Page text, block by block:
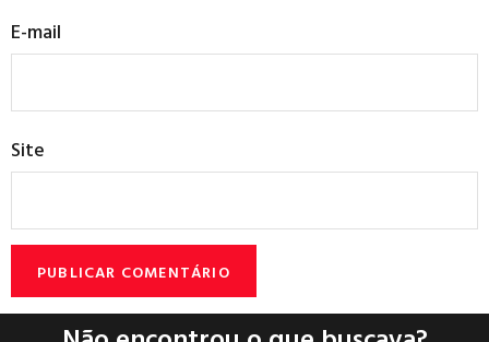
E-mail
Site